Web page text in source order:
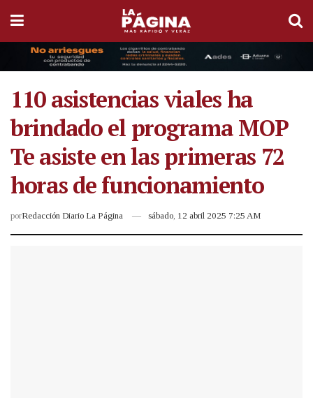
110 asistencias viales ha
brindado el programa MOP
Te asiste en las primeras 72
horas de funcionamiento
porRedacción Diario La Página sábado, 12 abril 2025 7:25 AM